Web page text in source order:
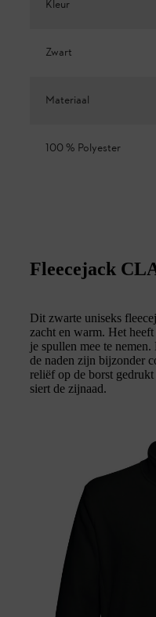
Kleur
Zwart
Materiaal
100 % Polyester
Fleecejack
Dit zwarte uniseks
zacht en warm. Het
je spullen mee te
de naden zijn bijzonder
reliëf op de borst
siert de zijnaad.